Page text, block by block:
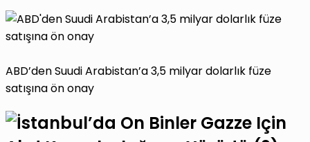
ABD’den Suudi Arabistan’a 3,5 milyar dolarlık füze
satışına ön onay